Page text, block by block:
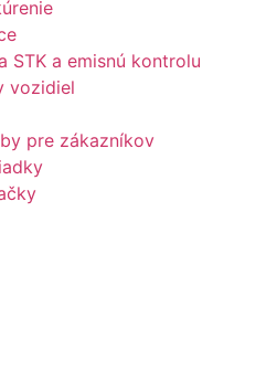
STK a emisnú kontrolu
vozidiel
pre zákazníkov